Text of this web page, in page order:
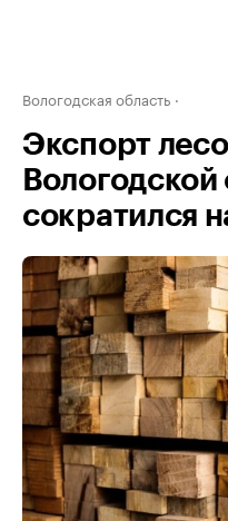
Вологодская область
Экспорт
Вологодской
сократился